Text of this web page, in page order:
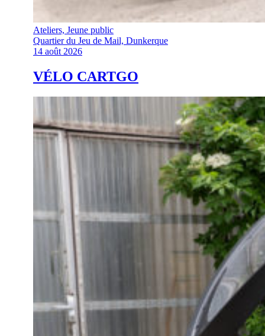
Ateliers, Jeune public
Quartier du Jeu de Mail, Dunkerque
14 août 2026
VÉLO CARTGO